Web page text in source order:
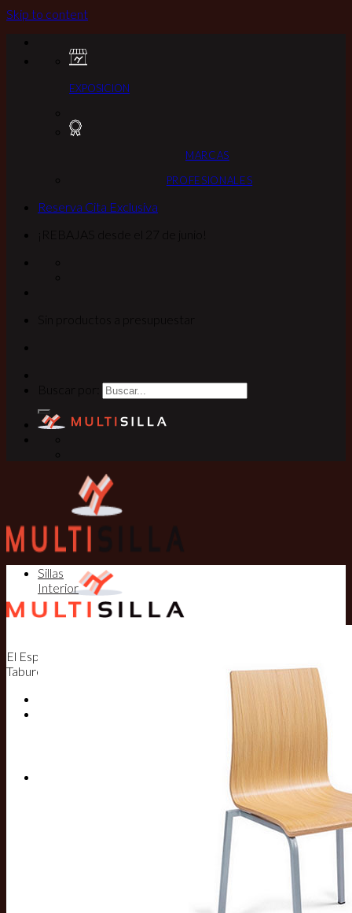
Skip to content
EXPOSICION
MARCAS
PROFESIONALES
Reserva Cita Exclusiva
El Especialista en Sillas, Mesas y
Taburetes
Sillas
Interior